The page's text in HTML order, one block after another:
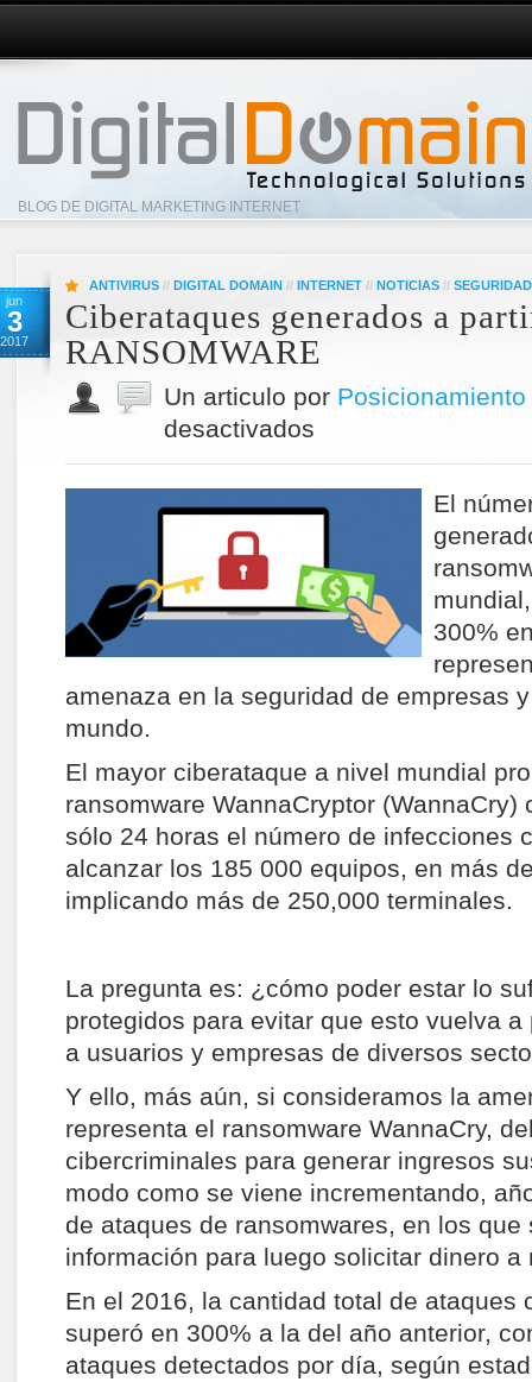
BLOG DE DIGITAL MARKETING INTERNET
jun
3
2017
ANTIVIRUS // DIGITAL DOMAIN // INTERNET // NOTICIAS // SEGURIDAD
Ciberataques generados a
RANSOMWARE
Un articulo por Posicionamiento
desactivados
El
300%
amenaza en la seguridad de empresas
mundo.
El mayor ciberataque a nivel mundial
ransomware WannaCryptor (WannaCry)
sólo 24 horas el número de infecciones
alcanzar los 185 000 equipos, en más
implicando más de 250,000 terminales.
La pregunta es: ¿cómo poder estar lo
protegidos para evitar que esto vuelva
a usuarios y empresas de diversos
Y ello, más aún, si consideramos la
representa el ransomware WannaCry,
cibercriminales para generar ingresos
modo como se viene incrementando,
de ataques de ransomwares, en los que
información para luego solicitar dinero a
En el 2016, la cantidad total de ataques
superó en 300% a la del año anterior,
ataques detectados por día, según